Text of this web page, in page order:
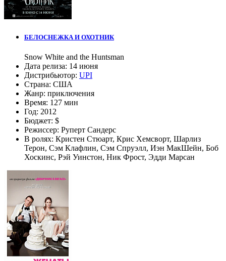
БЕЛОСНЕЖКА И ОХОТНИК
Snow White and the Huntsman
Дата релиза: 14 июня
Дистрибьютор: UPI
Страна: США
Жанр: приключения
Время: 127 мин
Год: 2012
Бюджет: $
Режиссер: Руперт Сандерс
В ролях: Кристен Стюарт, Крис Хемсворт, Шарлиз
Терон, Сэм Клафлин, Сэм Спруэлл, Иэн МакШейн, Боб
Хоскинс, Рэй Уинстон, Ник Фрост, Эдди Марсан